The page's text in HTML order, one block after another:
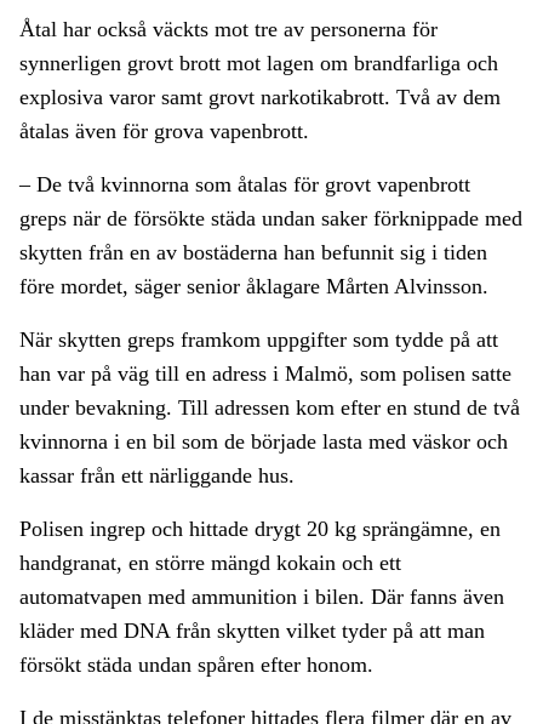
Åtal har också väckts mot tre av personerna för
synnerligen grovt brott mot lagen om brandfarliga och
explosiva varor samt grovt narkotikabrott. Två av dem
åtalas även för grova vapenbrott.
– De två kvinnorna som åtalas för grovt vapenbrott
greps när de försökte städa undan saker förknippade med
skytten från en av bostäderna han befunnit sig i tiden
före mordet, säger senior åklagare Mårten Alvinsson.
När skytten greps framkom uppgifter som tydde på att
han var på väg till en adress i Malmö, som polisen satte
under bevakning. Till adressen kom efter en stund de två
kvinnorna i en bil som de började lasta med väskor och
kassar från ett närliggande hus.
Polisen ingrep och hittade drygt 20 kg sprängämne, en
handgranat, en större mängd kokain och ett
automatvapen med ammunition i bilen. Där fanns även
kläder med DNA från skytten vilket tyder på att man
försökt städa undan spåren efter honom.
I de misstänktas telefoner hittades flera filmer där en av